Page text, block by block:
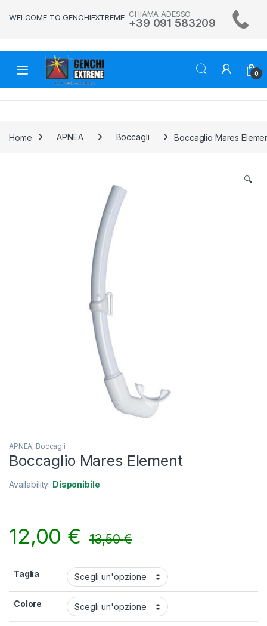
WELCOME TO GENCHIEXTREME CHIAMA ADESSO
+39 091 583209
0
Home APNEA Boccagli Boccaglio Mares
🔍
APNEA, Boccagli
Boccaglio Mares Element
Availability: Disponibile
12,00 € 13,50€
Taglia
Colore